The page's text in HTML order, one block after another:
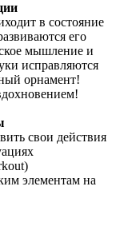
в состояние
его
мышление и
исправляются
орнамент!
свои действия
элементам на